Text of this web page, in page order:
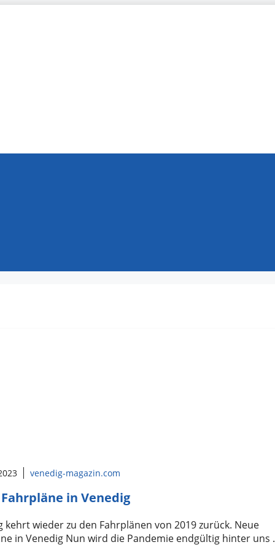
venedig-magazin.com
in Venedig
kehrt wieder zu den Fahrplänen von 2019 zurück. Neue
in Venedig Nun wird die Pandemie endgültig hinter uns